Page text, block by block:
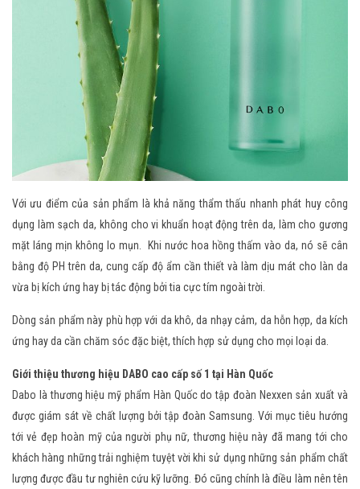
Với ưu điểm của sản phẩm là khả năng thẩm thấu nhanh phát huy công
dụng làm sạch da, không cho vi khuẩn hoạt động trên da, làm cho gương
mặt láng mịn không lo mụn. Khi nước hoa hồng thấm vào da, nó sẽ cân
bằng độ PH trên da, cung cấp độ ẩm cần thiết và làm dịu mát cho làn da
vừa bị kích ứng hay bị tác động bởi tia cực tím ngoài trời.
Dòng sản phẩm này phù hợp với da khô, da nhạy cảm, da hỗn hợp, da kích
ứng hay da cần chăm sóc đặc biệt, thích hợp sử dụng cho mọi loại da.
Giới thiệu thương hiệu DABO cao cấp số 1 tại Hàn Quốc
Dabo là thương hiệu mỹ phẩm Hàn Quốc do tập đoàn Nexxen sản xuất và
được giám sát về chất lượng bởi tập đoàn Samsung. Với mục tiêu hướng
tới vẻ đẹp hoàn mỹ của người phụ nữ, thương hiệu này đã mang tới cho
khách hàng những trải nghiệm tuyệt vời khi sử dụng những sản phẩm chất
lượng được đầu tư nghiên cứu kỹ lưỡng. Đó cũng chính là điều làm nên tên